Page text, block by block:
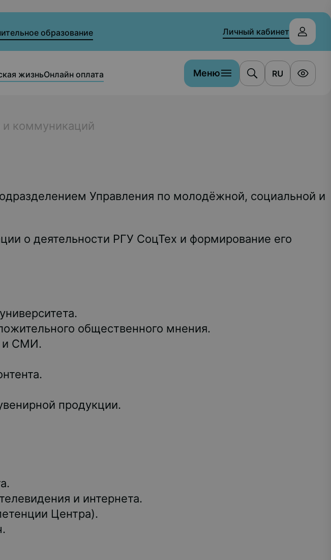
образование Личный кабинет
жизньОнлайн оплата Меню
коммуникаций
Управления по молодёжной, социальной и
о деятельности РГУ СоцТех и формирование его
общественного мнения.
и СМИ.
продукции.
и интернета.
Центра).